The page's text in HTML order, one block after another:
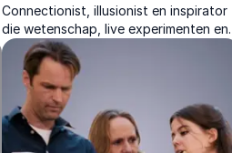
Connectionist, illusionist en inspirator
die wetenschap, live experimenten en
persoonlijke verhalen samenbrengt tot
een onvergetelijke ervaring.